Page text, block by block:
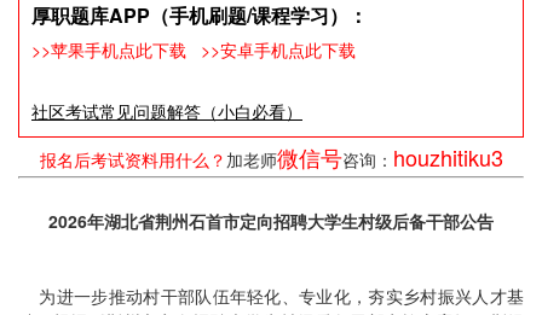
厚职题库APP（手机刷题/课程学习）：
>>苹果手机点此下载 >>安卓手机点此下载
社区考试常见问题解答（小白必看）
报名后考试资料用什么？ 加老师微信号咨询： houzhitiku3
2026年湖北省荆州石首市定向招聘大学生村级后备干部公告
为进一步推动村干部队伍年轻化、专业化，夯实乡村振兴人才基